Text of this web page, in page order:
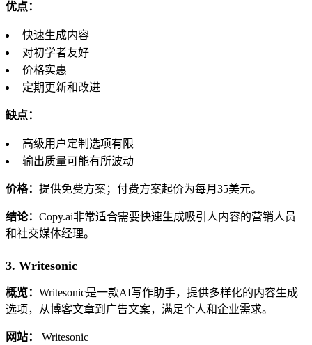
优点：
快速生成内容
对初学者友好
价格实惠
定期更新和改进
缺点：
高级用户定制选项有限
输出质量可能有所波动
价格： 提供免费方案；付费方案起价为每月35美元。
结论： Copy.ai非常适合需要快速生成吸引人内容的营销人员
和社交媒体经理。
3. Writesonic
概览： Writesonic是一款AI写作助手，提供多样化的内容生成
选项，从博客文章到广告文案，满足个人和企业需求。
网站： Writesonic